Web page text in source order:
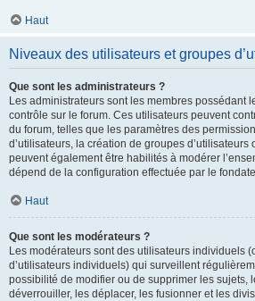
Haut
Niveaux des utilisateurs et groupes
Que sont les administrateurs ?
Les administrateurs sont les membres possédant
contrôle sur le forum. Ces utilisateurs peuvent
du forum, telles que les paramètres des
d’utilisateurs, la création de groupes d’utilisateurs
peuvent également être habilités à modérer
dépend de la configuration effectuée par le
Haut
Que sont les modérateurs ?
Les modérateurs sont des utilisateurs individuels
d’utilisateurs individuels) qui surveillent
possibilité de modifier ou de supprimer les sujets,
déverrouiller, les déplacer, les fusionner et les